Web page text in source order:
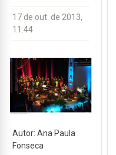
17 de out. de 2013,
11:44
Autor: Ana Paula
Fonseca